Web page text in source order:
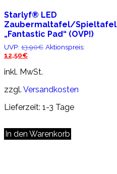
Starlyf® LED
Zaubermaltafel/Spieltafel
„Fantastic Pad“ (OVP!)
UVP: 13,90€ Ursprünglicher
Aktionspreis:
12,50€Aktueller
ist:
inkl. MwSt.
zzgl. Versandkosten
Lieferzeit: 1-3 Tage
In den Warenkorb